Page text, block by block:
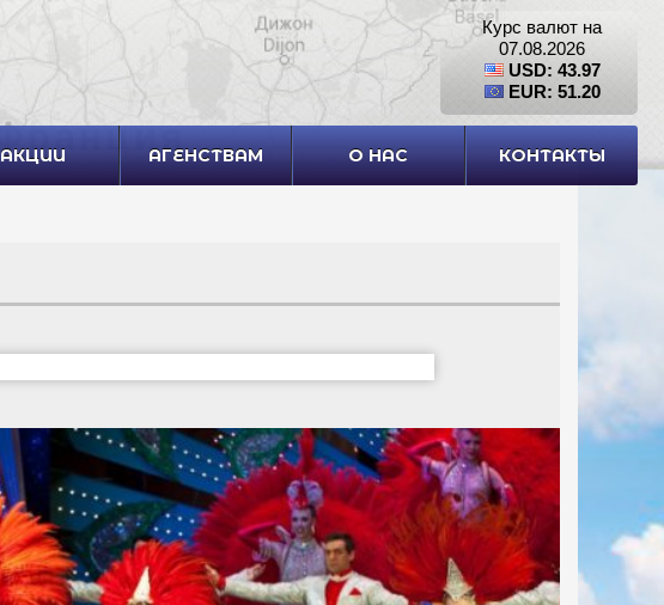
Курс валют на
07.08.2026
USD: 43.97
EUR: 51.20
АКЦИИ АГЕНСТВАМ О НАС КОНТАКТЫ